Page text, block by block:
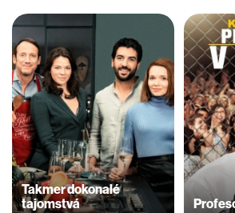
Takmer dokonalé
tajomstvá